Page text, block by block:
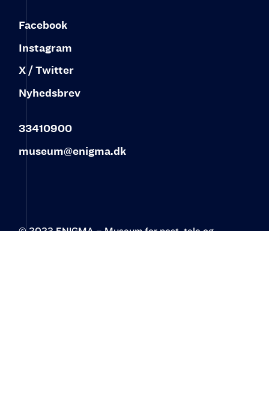
Facebook
Instagram
X / Twitter
Nyhedsbrev
33410900
museum@enigma.dk
© 2023 ENIGMA – Museum for post, tele og